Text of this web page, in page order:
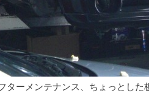
ターメンテナンス、ちょっとした